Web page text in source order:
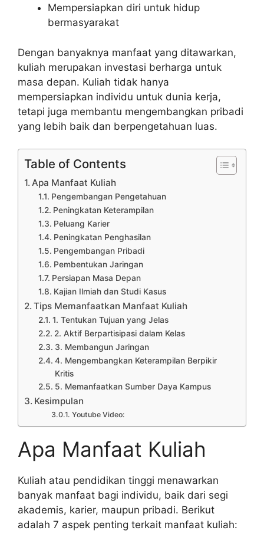
Mempersiapkan diri untuk hidup
bermasyarakat
Dengan banyaknya manfaat yang ditawarkan,
kuliah merupakan investasi berharga untuk
masa depan. Kuliah tidak hanya
mempersiapkan individu untuk dunia kerja,
tetapi juga membantu mengembangkan pribadi
yang lebih baik dan berpengetahuan luas.
Table of Contents
Apa Manfaat Kuliah
Pengembangan Pengetahuan
Peningkatan Keterampilan
Peluang Karier
Peningkatan Penghasilan
Pengembangan Pribadi
Pembentukan Jaringan
Persiapan Masa Depan
Kajian Ilmiah dan Studi Kasus
Tips Memanfaatkan Manfaat Kuliah
1. Tentukan Tujuan yang Jelas
2. Aktif Berpartisipasi dalam Kelas
3. Membangun Jaringan
4. Mengembangkan Keterampilan Berpikir
Kritis
5. Memanfaatkan Sumber Daya Kampus
Kesimpulan
Youtube Video:
Apa Manfaat Kuliah
Kuliah atau pendidikan tinggi menawarkan
banyak manfaat bagi individu, baik dari segi
akademis, karier, maupun pribadi. Berikut
adalah 7 aspek penting terkait manfaat kuliah: